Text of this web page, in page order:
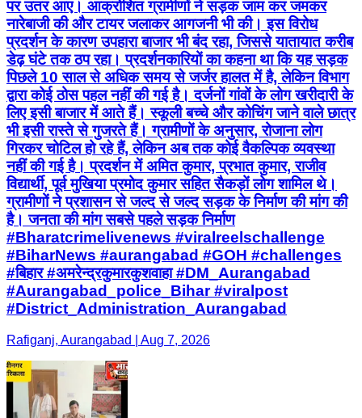
पर उतर आए। आक्रोशित ग्रामीणों ने सड़क जाम कर जमकर
नारेबाजी की और टायर जलाकर आगजनी भी की। इस विरोध
प्रदर्शन के कारण उपहारा बाजार भी बंद रहा, जिससे यातायात करीब
डेढ़ घंटे तक ठप रहा। प्रदर्शनकारियों का कहना था कि यह सड़क
पिछले 10 साल से अधिक समय से जर्जर हालत में है, लेकिन विभाग
द्वारा कोई ठोस पहल नहीं की गई है। दर्जनों गांवों के लोग खरीदारी के
लिए इसी बाजार में आते हैं। स्कूली बच्चे और कोचिंग जाने वाले छात्र
भी इसी रास्ते से गुजरते हैं। ग्रामीणों के अनुसार, रोजाना लोग
गिरकर चोटिल हो रहे हैं, लेकिन अब तक कोई वैकल्पिक व्यवस्था
नहीं की गई है। प्रदर्शन में अमित कुमार, प्रभात कुमार, राजीव
विद्यार्थी, पूर्व मुखिया प्रमोद कुमार सहित सैकड़ों लोग शामिल थे।
ग्रामीणों ने प्रशासन से जल्द से जल्द सड़क के निर्माण की मांग की
है। जनता की मांग सबसे पहले सड़क निर्माण
#Bharatcrimelivenews #viralreelschallenge
#BiharNews #aurangabad #GOH #challenges
#बिहार #अमरेन्द्रकुमारकुशवाहा #DM_Aurangabad
#Aurangabad_police_Bihar #viralpost
#District_Administration_Aurangabad
Rafiganj, Aurangabad | Aug 7, 2026